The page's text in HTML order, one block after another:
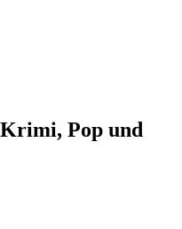
Pop und